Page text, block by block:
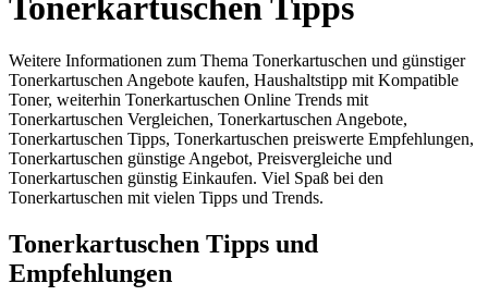
Weitere Informationen zum Thema Tonerkartuschen und günstiger
Tonerkartuschen Angebote kaufen, Haushaltstipp mit Kompatible
Toner, weiterhin Tonerkartuschen Online Trends mit
Tonerkartuschen Vergleichen, Tonerkartuschen Angebote,
Tonerkartuschen Tipps, Tonerkartuschen preiswerte Empfehlungen,
Tonerkartuschen günstige Angebot, Preisvergleiche und
Tonerkartuschen günstig Einkaufen. Viel Spaß bei den
Tonerkartuschen mit vielen Tipps und Trends.
Tonerkartuschen Tipps und
Empfehlungen